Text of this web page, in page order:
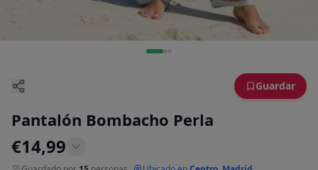
Guardar
Pantalón Bombacho Perla
€14,99